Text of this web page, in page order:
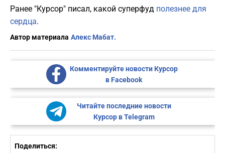
Ранее "Курсор" писал, какой суперфуд полезнее для
сердца.
Автор материала Алекс Мабат.
Комментируйте новости Курсор
в Facebook
Читайте последние новости
Курсор в Telegram
Поделиться: